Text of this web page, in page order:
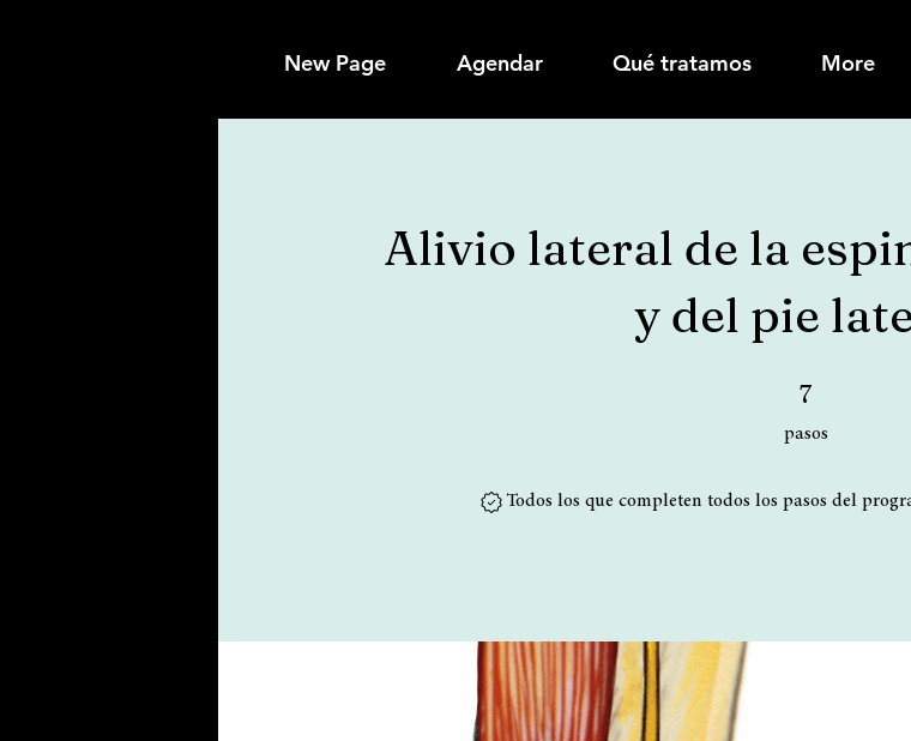
New Page Agendar Qué tratamos More
Alivio lateral de la
y del pie
7
pasos
7 pasos
Todos los que completen todos los pasos del